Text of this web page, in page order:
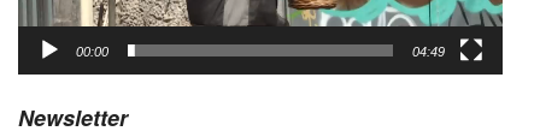
00:00 04:49
Newsletter